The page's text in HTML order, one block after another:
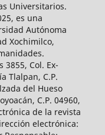
Universitarios.
es una
Autónoma
Xochimilco,
Col. Ex-
Tlalpan, C.P.
del Hueso
C.P. 04960,
de la revista
electrónica: